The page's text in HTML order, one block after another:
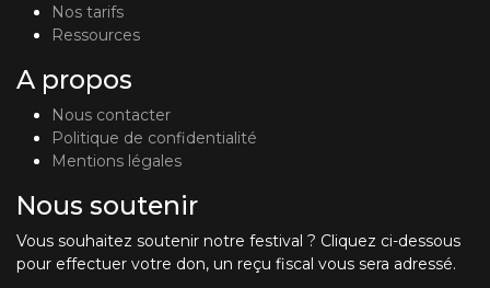
Nos tarifs
Ressources
A propos
Nous contacter
Politique de confidentialité
Mentions légales
Nous soutenir
Vous souhaitez soutenir notre festival ? Cliquez ci-dessous
pour effectuer votre don, un reçu fiscal vous sera adressé.